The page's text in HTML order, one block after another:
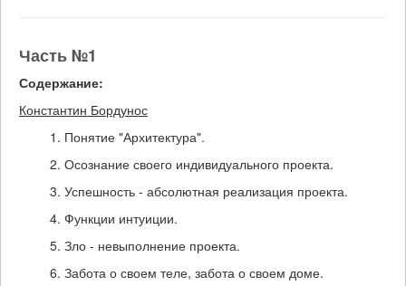
Часть №1
Содержание:
Константин Бордунос
Понятие "Архитектура".
Осознание своего индивидуального проекта.
Успешность - абсолютная реализация проекта.
Функции интуиции.
Зло - невыполнение проекта.
Забота о своем теле, забота о своем доме.